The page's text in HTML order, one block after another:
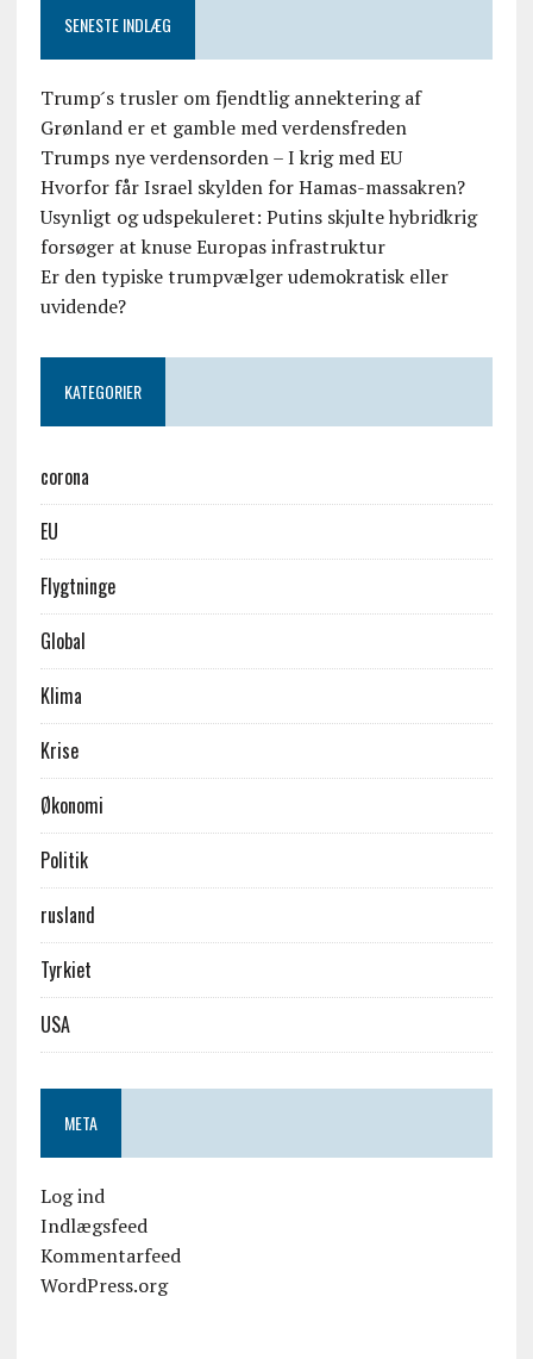
SENESTE INDLÆG
Trump ́s trusler om fjendtlig annektering af
Grønland er et gamble med verdensfreden
Trumps nye verdensorden – I krig med EU
Hvorfor får Israel skylden for Hamas-massakren?
Usynligt og udspekuleret: Putins skjulte hybridkrig
forsøger at knuse Europas infrastruktur
Er den typiske trumpvælger udemokratisk eller
uvidende?
KATEGORIER
corona
EU
Flygtninge
Global
Klima
Krise
Økonomi
Politik
rusland
Tyrkiet
USA
META
Log ind
Indlægsfeed
Kommentarfeed
WordPress.org